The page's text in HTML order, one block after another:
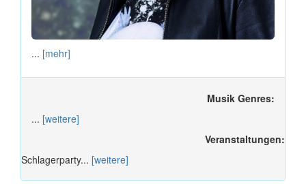
... [mehr]
Musik Genres:
... [weitere]
Veranstaltungen:
Schlagerparty... [weitere]